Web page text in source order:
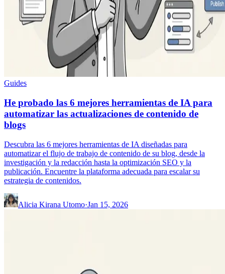
Guides
He probado las 6 mejores herramientas de IA para
automatizar las actualizaciones de contenido de
blogs
Descubra las 6 mejores herramientas de IA diseñadas para
automatizar el flujo de trabajo de contenido de su blog, desde la
investigación y la redacción hasta la optimización SEO y la
publicación. Encuentre la plataforma adecuada para escalar su
estrategia de contenidos.
Alicia Kirana Utomo·Jan 15, 2026